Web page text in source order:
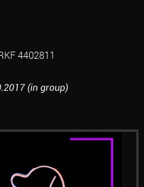
4402811
(in group)